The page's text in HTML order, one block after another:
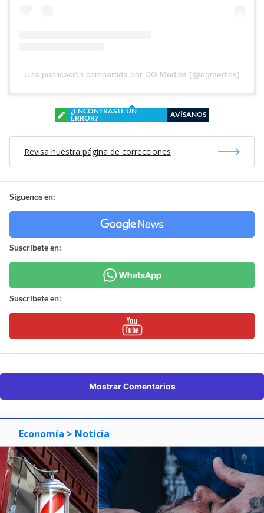
Una publicación compartida por DG Medios (@dgmedios)
¿ENCONTRASTE UN
ERROR?
AVÍSANOS
Revisa nuestra página de correcciones
Síguenos en:
Suscríbete en:
Suscríbete en:
Mostrar Comentarios
Economía > Noticia